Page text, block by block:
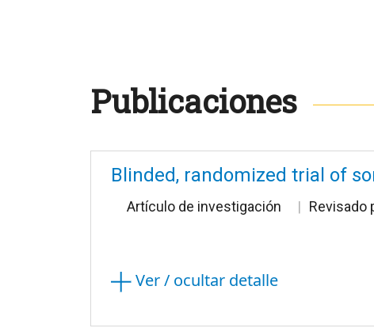
Publicaciones
Blinded, randomized trial of
Artículo de investigación Revisado
Ver / ocultar detalle